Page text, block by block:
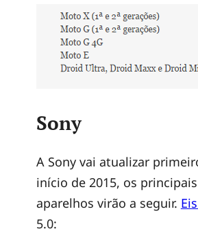
o
l
l
Sony
A Sony vai atualizar
início de 2015, os
aparelhos virão a seguir.
5.0: